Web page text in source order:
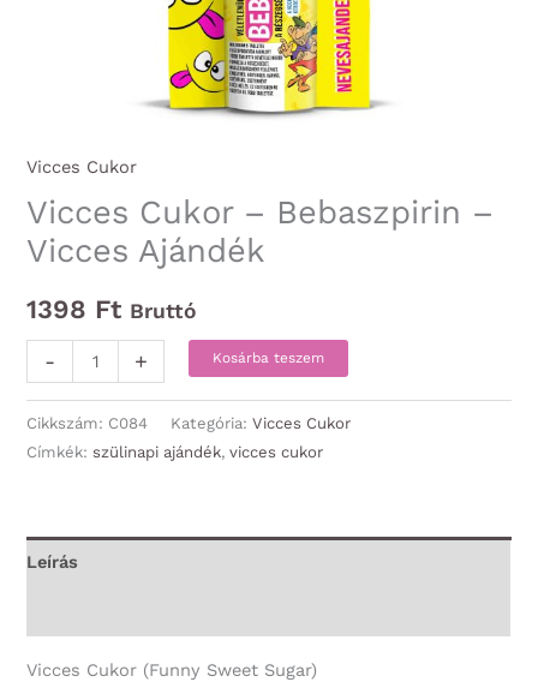
Vicces Cukor
Vicces Cukor – Bebaszpirin –
Vicces Ajándék
1398 Ft Bruttó
-
Cukor
-
Bebaszpirin
+ Kosárba teszem
Cikkszám: C084 Kategória:Vicces Cukor
Címkék:szülinapi ajándék,vicces cukor
Leírás
Vicces Cukor (Funny Sweet Sugar)